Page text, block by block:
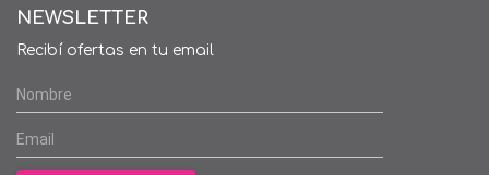
NEWSLETTER
Recibí ofertas en tu email